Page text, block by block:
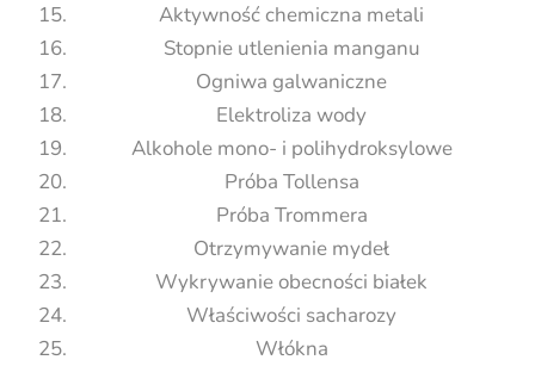
Aktywność chemiczna metali
Stopnie utlenienia manganu
Ogniwa galwaniczne
Elektroliza wody
Alkohole mono- i polihydroksylowe
Próba Tollensa
Próba Trommera
Otrzymywanie mydeł
Wykrywanie obecności białek
Właściwości sacharozy
Włókna